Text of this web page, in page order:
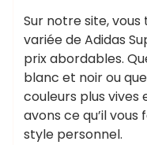
Sur notre site,
variée de Adidas
prix abordables.
blanc et noir ou
couleurs plus vives
avons ce qu’il
style personnel.